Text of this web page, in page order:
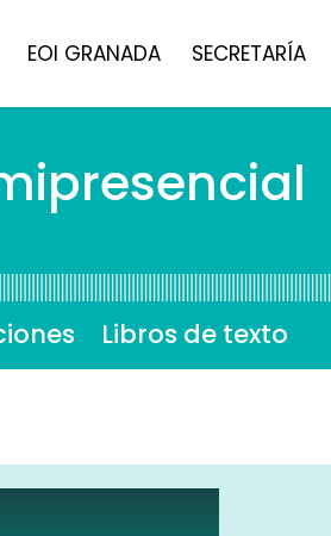
EOI GRANADA SECRETARÍA
Libros de texto